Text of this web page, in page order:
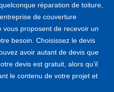
réparation de toiture,
de couverture
proposent de recevoir un
besoin. Choisissez le devis
avoir autant de devis que
devis est gratuit, alors qu’il
le contenu de votre projet et